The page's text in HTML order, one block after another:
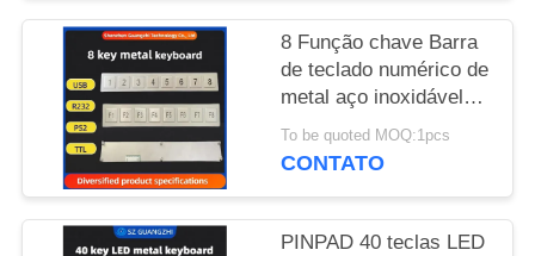
8 Função chave Barra
de teclado numérico de
metal aço inoxidável
304 teclado lateral
pinpad
To be quoted MOQ:1pcs
CONTATO
PINPAD 40 teclas LED